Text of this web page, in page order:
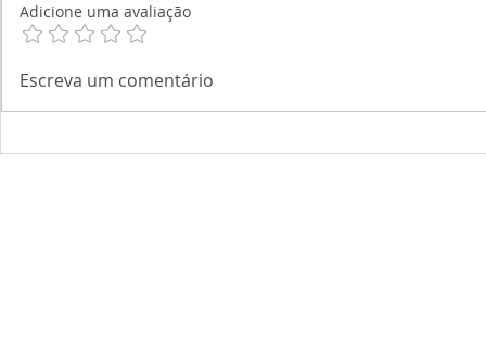
Adicione uma avaliação
Escreva um comentário